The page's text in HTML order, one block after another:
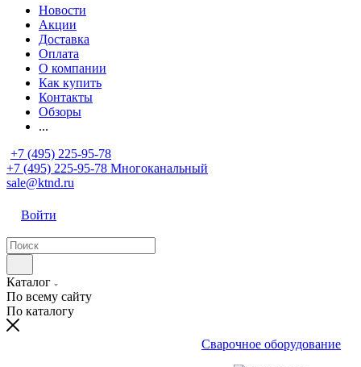
Новости
Акции
Доставка
Оплата
О компании
Как купить
Контакты
Обзоры
...
+7 (495) 225-95-78
+7 (495) 225-95-78 Многоканальный
sale@ktnd.ru
Войти
Каталог
По всему сайту
По каталогу
Сварочное оборудование